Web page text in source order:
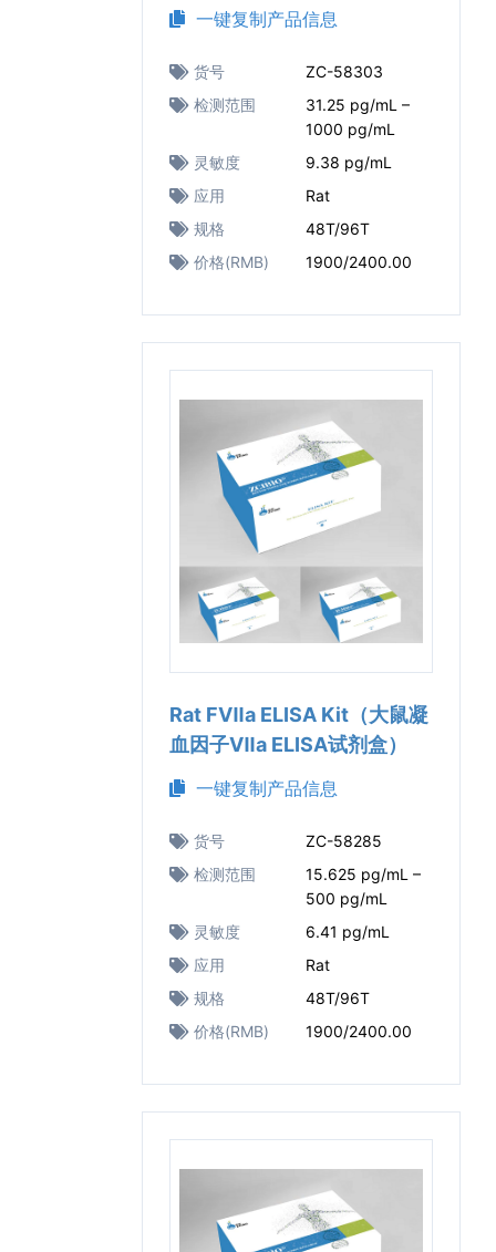
一键复制产品信息
货号
ZC-58303
检测范围
31.25 pg/mL –
1000 pg/mL
灵敏度
9.38 pg/mL
应用
Rat
规格
48T/96T
价格(RMB)
1900/2400.00
Rat FⅦa ELISA Kit（大鼠凝
血因子Ⅶa ELISA试剂盒）
一键复制产品信息
货号
ZC-58285
检测范围
15.625 pg/mL –
500 pg/mL
灵敏度
6.41 pg/mL
应用
Rat
规格
48T/96T
价格(RMB)
1900/2400.00